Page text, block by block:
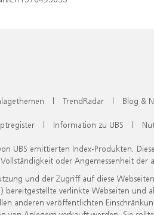
| TrendRadar | Blog &
| Information zu UBS |
UBS emittierten Index-Produkten.
oder Angemessenheit der
und der Zugriff auf diese
verlinkte Webseiten
anderen veröffentlichten